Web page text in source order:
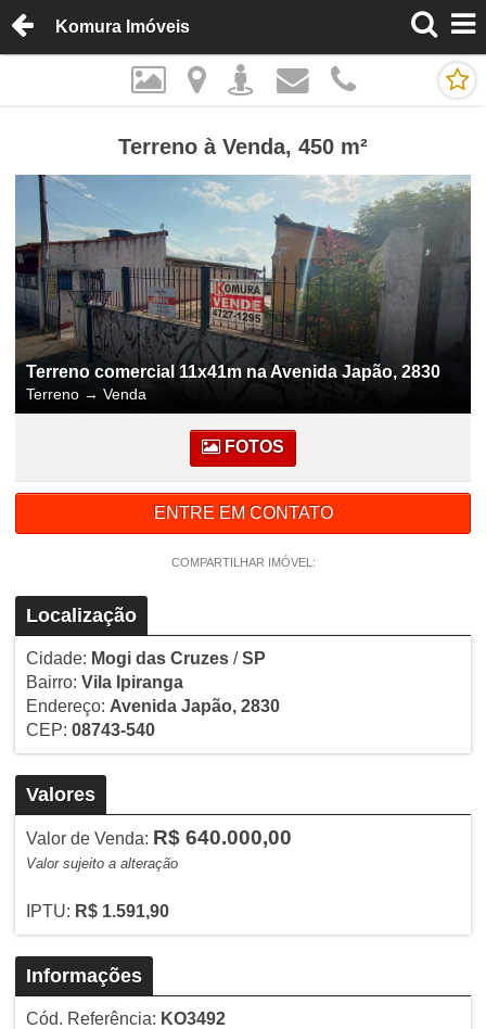
Komura Imóveis
Terreno à Venda, 450 m²
Terreno comercial 11x41m na Avenida Japão, 2830
Terreno → Venda
FOTOS
ENTRE EM CONTATO
COMPARTILHAR IMÓVEL:
Localização
Cidade: Mogi das Cruzes/SP
Bairro: Vila Ipiranga
Endereço: Avenida Japão, 2830
CEP: 08743-540
Valores
Valor de Venda: R$ 640.000,00
Valor sujeito a alteração
IPTU: R$ 1.591,90
Informações
Cód. Referência: KO3492